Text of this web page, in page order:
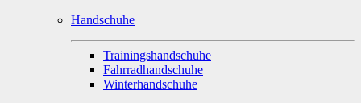
Handschuhe
Trainingshandschuhe
Fahrradhandschuhe
Winterhandschuhe